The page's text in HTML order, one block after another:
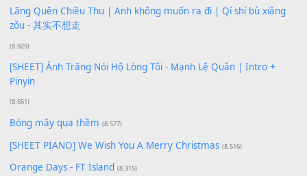
[SHEET PIANO] Happy Birthday
Giá Như - Soobin Hoàng Sơn
Có Em Đời Bỗng Vui (9.744)
Cơn Mơ Băng Giá
Chờ một tiếng yêu
Lãng Quên Chiều Thu | Anh không muốn ra đi | Qí shí bù